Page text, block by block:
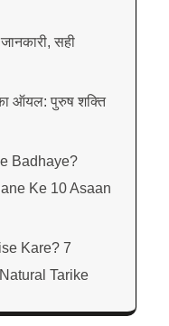
सही
ऑयल: पुरुष शक्ति
Badhaye?
Ke 10 Asaan
Kare? 7
Tarike